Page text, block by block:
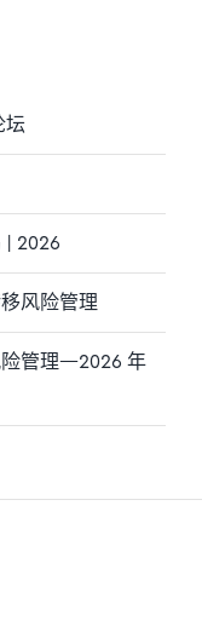
坛
| 2026
风险管理
险管理—2026 年